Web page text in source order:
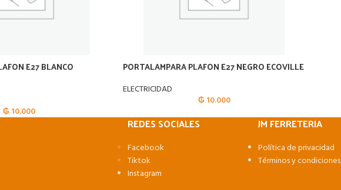
E27 BLANCO
₲ 10.000
PORTALAMPARA PLAFON E27 NEGRO ECOVILLE
ELECTRICIDAD
₲ 10.000
REDES SOCIALES
Facebook
Tiktok
Instagram
JM FERRETERIA
Política de privacidad
Términos y condiciones